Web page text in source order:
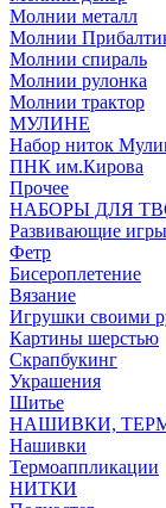
Молнии металл
Молнии
Молнии спираль
Молнии рулонка
Молнии трактор
МУЛИНЕ
Набор ниток
ПНК им.Кирова
Прочее
НАБОРЫ ДЛЯ
Развивающие игры
Фетр
Бисероплетение
Вязание
Игрушки своими
Картины шерстью
Скрапбукинг
Украшения
Шитье
НАШИВКИ,
Нашивки
Термоаппликации
НИТКИ